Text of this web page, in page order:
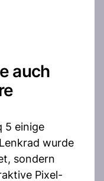
auch
5 einige
wurde
sondern
Pixel-